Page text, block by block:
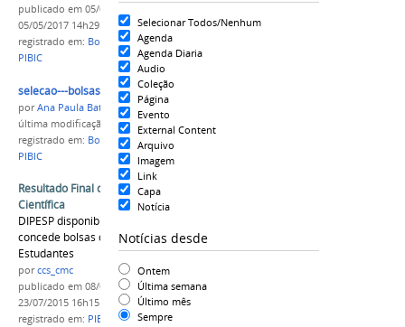
Selecionar Todos/Nenhum
Agenda
Agenda Diaria
Audio
Coleção
Página
Evento
External Content
Arquivo
Imagem
Link
Capa
Notícia
Notícias desde
Ontem
Última semana
Último mês
Sempre
publicado em 05/05/2017
05/05/2017 14h29
registrado em: Bolsas de Iniciação Científica
PIBIC
selecao---bolsas-pesquisa.jpg
porAna Paula Batista
última modificação
em 05/05/2017 14h29
registrado em: Bolsas de Iniciação Científica
PIBIC
Resultado Final de projetos de Iniciação
Científica
DIPESP disponibiliza resultado final de edital que
concede bolsas de Iniciação Científica para
Estudantes
porccs_cmc
publicado em 08/07/2015 —última modificação
23/07/2015 16h15
registrado em: PIBIC Resultados,